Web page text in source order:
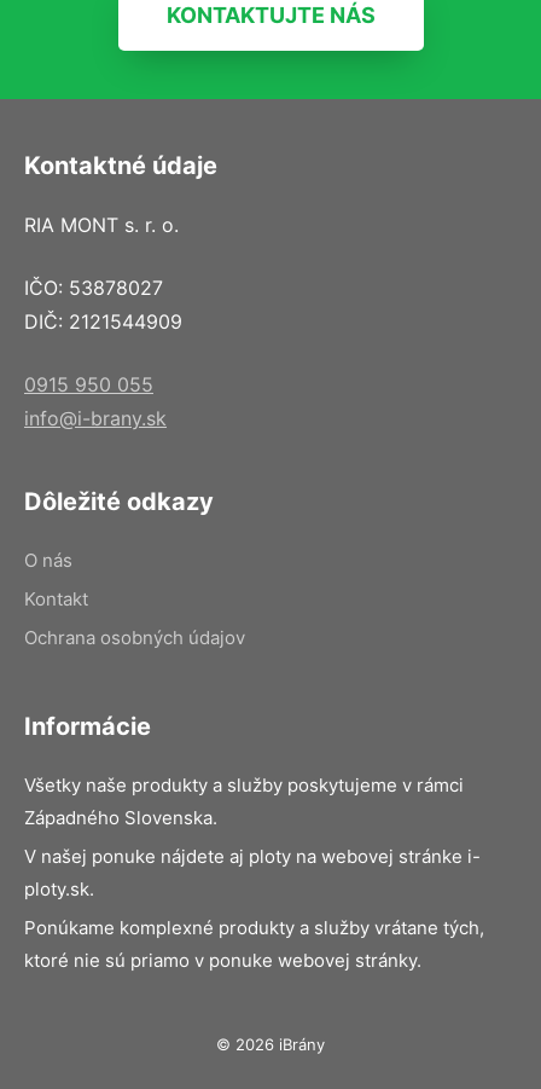
KONTAKTUJTE NÁS
Kontaktné údaje
RIA MONT s. r. o.
IČO: 53878027
DIČ: 2121544909
0915 950 055
info@i-brany.sk
Dôležité odkazy
O nás
Kontakt
Ochrana osobných údajov
Informácie
Všetky naše produkty a služby poskytujeme v rámci
Západného Slovenska.
V našej ponuke nájdete aj ploty na webovej stránke i-
ploty.sk.
Ponúkame komplexné produkty a služby vrátane tých,
ktoré nie sú priamo v ponuke webovej stránky.
© 2026 iBrány